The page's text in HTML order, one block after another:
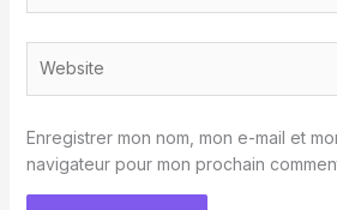
Enregistrer mon nom, mon e-mail et
navigateur pour mon prochain